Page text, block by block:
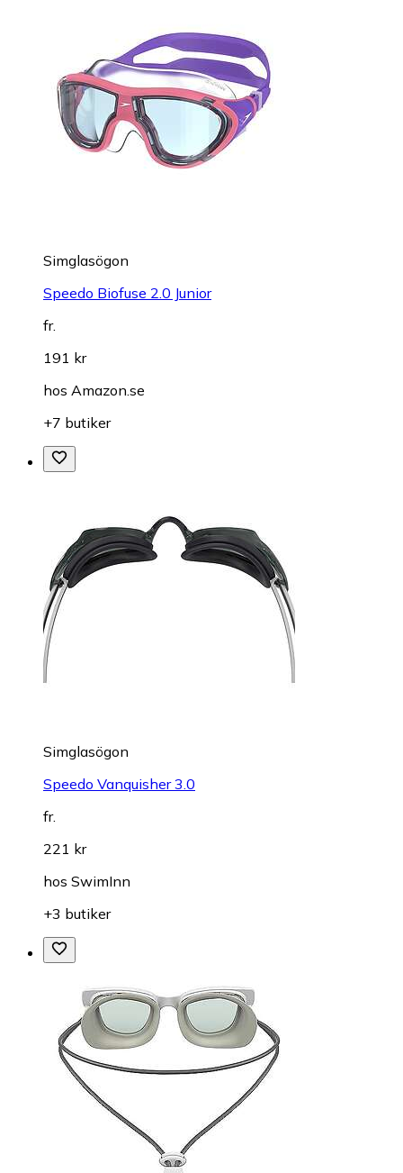
Simglasögon
Speedo Biofuse 2.0 Junior
fr.
191 kr
hos Amazon.se
+7 butiker
Simglasögon
Speedo Vanquisher 3.0
fr.
221 kr
hos SwimInn
+3 butiker